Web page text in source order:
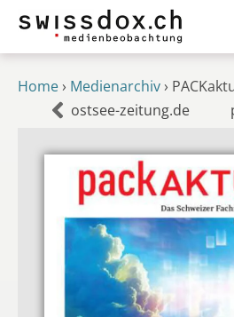
Home› Medienarchiv›
ostsee-zeitung.de